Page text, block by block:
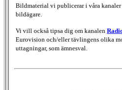
Bildmaterial vi publicerar i våra kanaler
bildägare.
Vi vill också tipsa dig om kanalen
Eurovision och/eller tävlingens olika
uttagningar, som ämnesval.